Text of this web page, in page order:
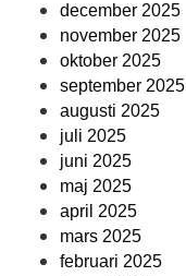
december 2025
november 2025
oktober 2025
september 2025
augusti 2025
juli 2025
juni 2025
maj 2025
april 2025
mars 2025
februari 2025